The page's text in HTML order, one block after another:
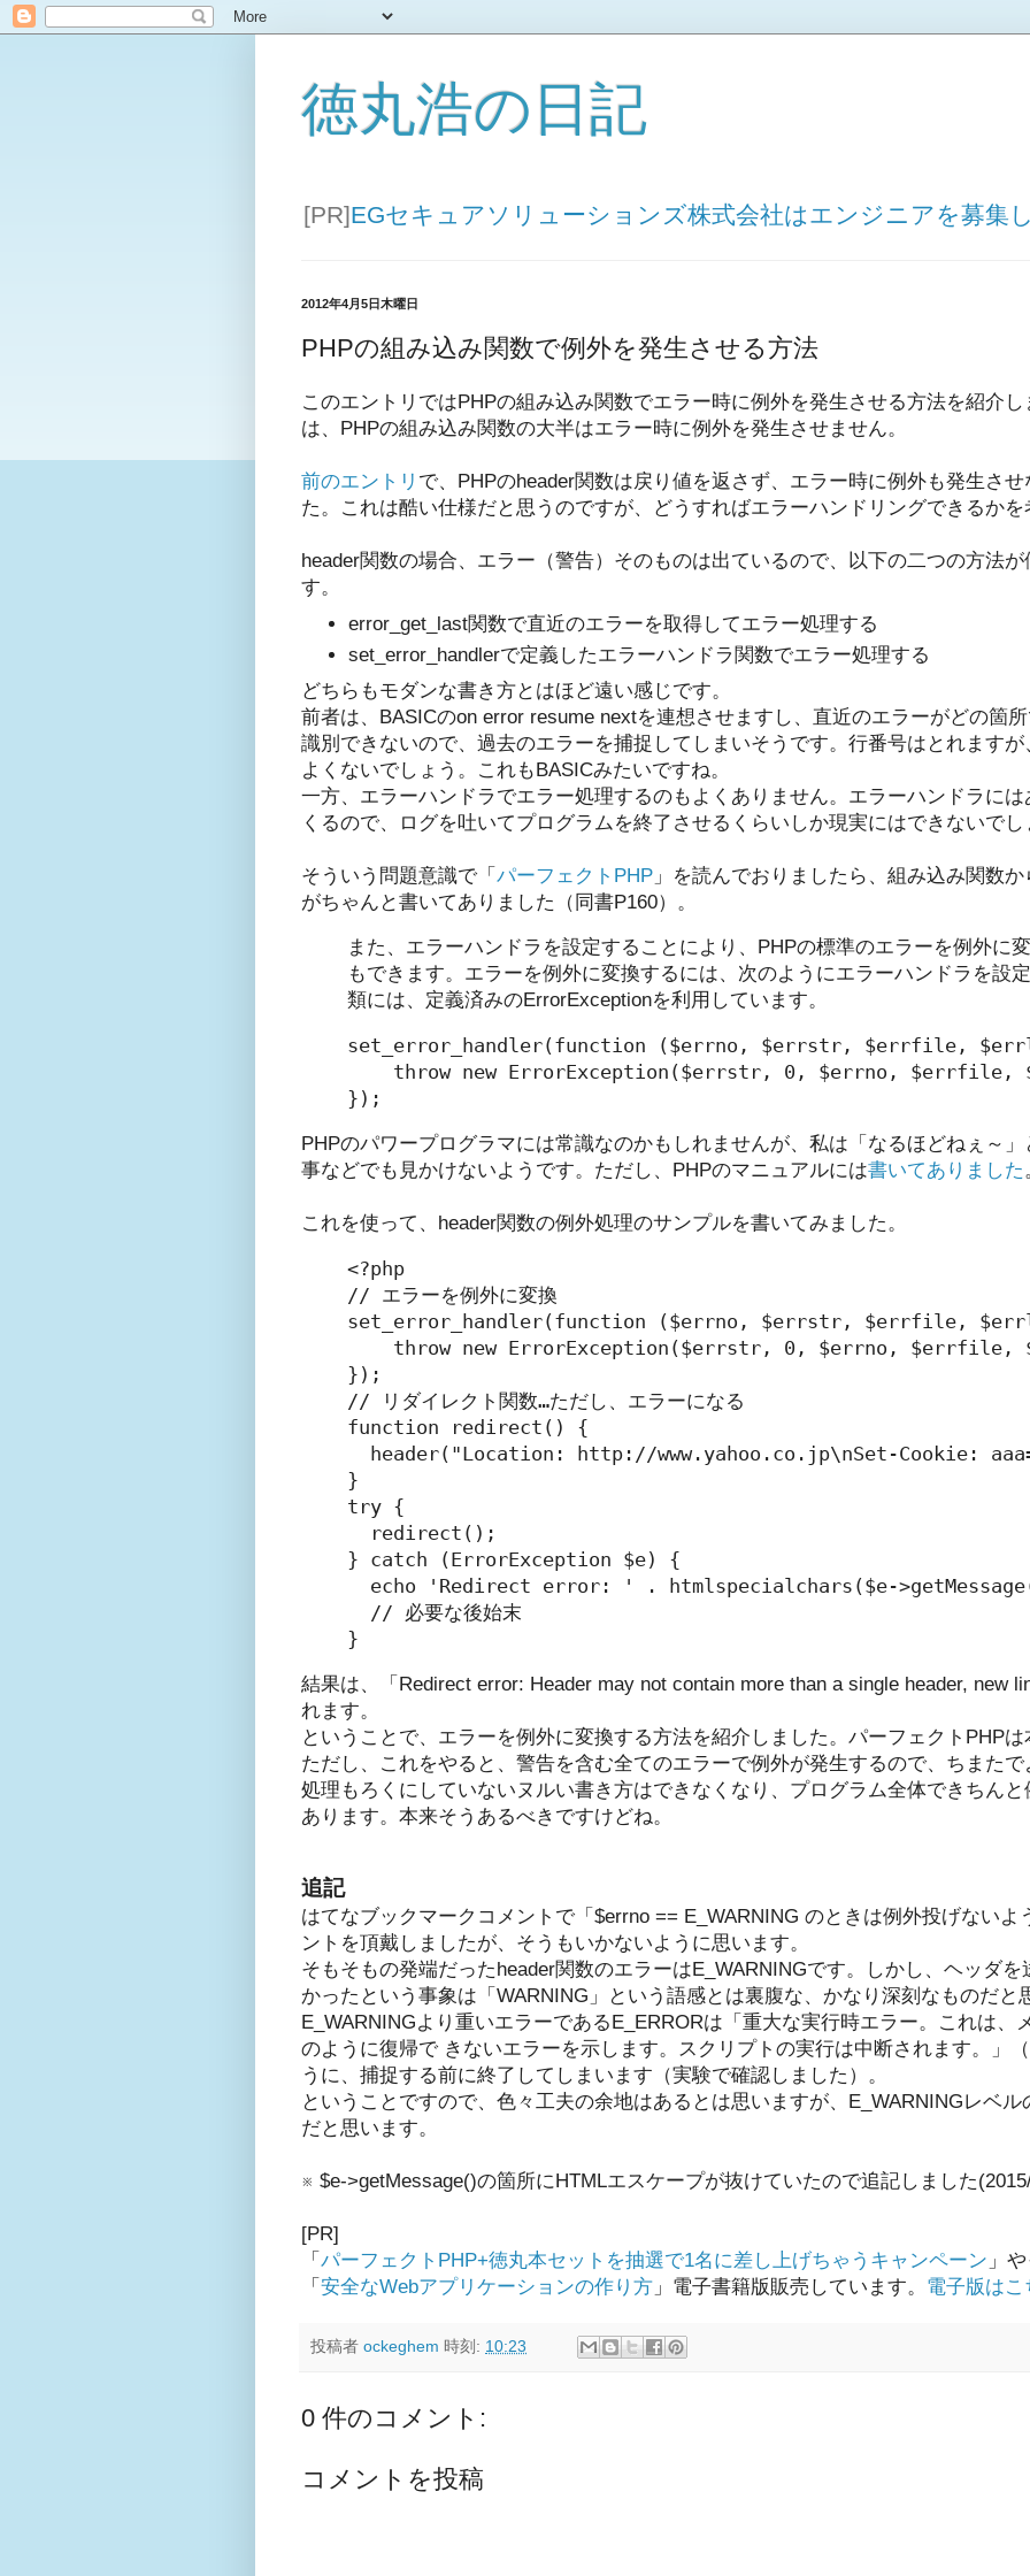
徳丸浩の日記
[PR]EGセキュアソリューションズ株式会社はエンジニアを募集
2012年4月5日木曜日
PHPの組み込み関数で例外を発生させる方法
このエントリではPHPの組み込み関数でエラー時に例外を発生させる方法を紹介
は、PHPの組み込み関数の大半はエラー時に例外を発生させません。
前のエントリ で、PHPのheader関数は戻り値を返さず、エラー時に例外も発生さ
た。これは酷い仕様だと思うのですが、どうすればエラーハンドリングできるか
header関数の場合、エラー（警告）そのものは出ているので、以下の二つの方法
す。
error_get_last関数で直近のエラーを取得してエラー処理する
set_error_handlerで定義したエラーハンドラ関数でエラー処理する
どちらもモダンな書き方とはほど遠い感じです。
前者は、BASICのon error resume nextを連想させますし、直近のエラーがどの箇
識別できないので、過去のエラーを捕捉してしまいそうです。行番号はとれます
よくないでしょう。これもBASICみたいですね。
一方、エラーハンドラでエラー処理するのもよくありません。エラーハンドラに
くるので、ログを吐いてプログラムを終了させるくらいしか現実にはできないでし
そういう問題意識で「 パーフェクトPHP 」を読んでおりましたら、組み込み関数
がちゃんと書いてありました（同書P160）。
また、エラーハンドラを設定することにより、PHPの標準のエラーを例外に
もできます。エラーを例外に変換するには、次のようにエラーハンドラを設
類には、定義済みのErrorExceptionを利用しています。
set_error_handler(function ($errno, $errstr, $errfile,
throw new ErrorException($errstr, 0, $errno, $errfile,
PHPのパワープログラマには常識なのかもしれませんが、私は「なるほどねぇ～
事などでも見かけないようです。ただし、PHPのマニュアルには書いてありました
これを使って、header関数の例外処理のサンプルを書いてみました。
<?php
// エラーを例外に変換
set_error_handler(function ($errno, $errstr, $errfile,
throw new ErrorException($errstr, 0, $errno, $errfile,
});
// リダイレクト関数…ただし、エラーになる
function redirect() {
header("Location: http://www.yahoo.co.jp\nSet-Cookie:
}
try {
  redirect();
} catch (ErrorException $e) {
echo 'Redirect error: ' . htmlspecialchars($e-
  // 必要な後始末
}
結果は、「Redirect error: Header may not contain more than a single header, new
れます。
ということで、エラーを例外に変換する方法を紹介しました。パーフェクトPHP
ただし、これをやると、警告を含む全てのエラーで例外が発生するので、ちまた
処理もろくにしていないヌルい書き方はできなくなり、プログラム全体できちん
あります。本来そうあるべきですけどね。
追記
はてなブックマークコメントで「$errno == E_WARNING のときは例外投げないよ
ントを頂戴しましたが、そうもいかないように思います。
そもそもの発端だったheader関数のエラーはE_WARNINGです。しかし、ヘッダ
かったという事象は「WARNING」という語感とは裏腹な、かなり深刻なものだと
E_WARNINGより重いエラーであるE_ERRORは「重大な実行時エラー。これは、
のように復帰で きないエラーを示します。スクリプトの実行は中断されます。」（
うに、捕捉する前に終了してしまいます（実験で確認しました）。
ということですので、色々工夫の余地はあるとは思いますが、E_WARNINGレベ
だと思います。
※ $e->getMessage()の箇所にHTMLエスケープが抜けていたので追記しました
[PR]
「 パーフェクトPHP+徳丸本セットを抽選で1名に差し上げちゃうキャンペーン 」
「 安全なWebアプリケーションの作り方 」電子書籍版販売しています。 電子版はこ
投稿者 ockeghem 時刻: 10:23
0 件のコメント:
コメントを投稿